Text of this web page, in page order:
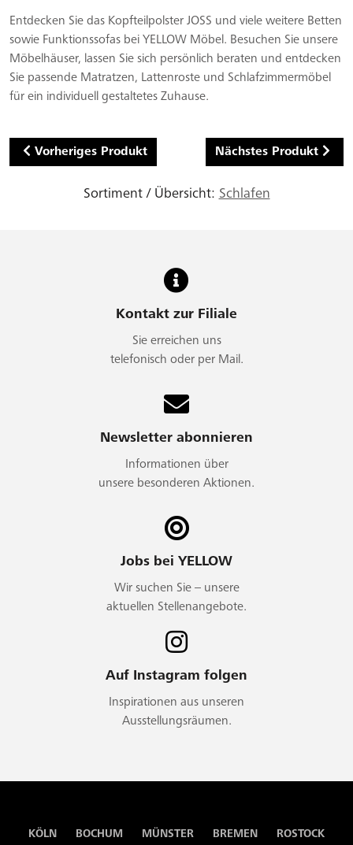
Entdecken Sie das Kopfteilpolster JOSS und viele weitere Betten
sowie Funktionssofas bei YELLOW Möbel. Besuchen Sie unsere
Möbelhäuser, lassen Sie sich persönlich beraten und entdecken
Sie passende Matratzen, Lattenroste und Schlafzimmermöbel
für ein individuell gestaltetes Zuhause.
Vorheriges Produkt Nächstes Produkt
Sortiment / Übersicht: Schlafen
Kontakt zur Filiale
Sie erreichen uns
telefonisch oder per Mail.
Newsletter abonnieren
Informationen über
unsere besonderen Aktionen.
Jobs bei YELLOW
Wir suchen Sie – unsere
aktuellen Stellenangebote.
Auf Instagram folgen
Inspirationen aus unseren
Ausstellungsräumen.
KÖLN BOCHUM MÜNSTER BREMEN ROSTOCK